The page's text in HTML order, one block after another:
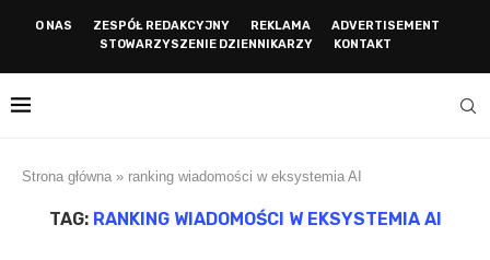
O NAS ZESPÓŁ REDAKCYJNY REKLAMA
ADVERTISEMENT
STOWARZYSZENIE DZIENNIKARZY
KONTAKT
Strona główna » ranking wiadomości w eksystemia AI
TAG: RANKING WIADOMOŚCI W EKSYSTEMIA AI